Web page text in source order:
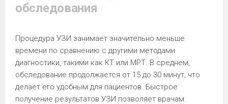
обследования
Процедура УЗИ занимает значительно меньше
времени по сравнению с другими методами
диагностики, такими как КТ или МРТ. В среднем,
обследование продолжается от 15 до 30 минут, что
делает его удобным для пациентов. Быстрое
получение результатов УЗИ позволяет врачам